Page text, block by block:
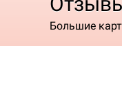
Большие